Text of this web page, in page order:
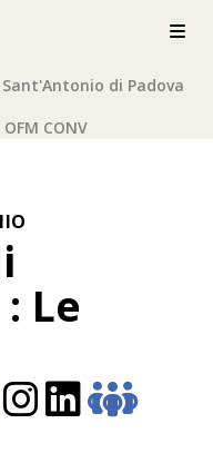
di Padova
CONV
Le